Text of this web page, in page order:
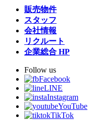
販売物件
スタッフ
会社情報
リクルート
企業総合 HP
Follow us
Facebook
LINE
Instagram
YouTube
TikTok